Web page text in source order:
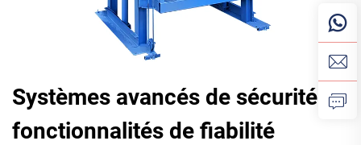
Systèmes avancés de sécurité et
fonctionnalités de fiabilité